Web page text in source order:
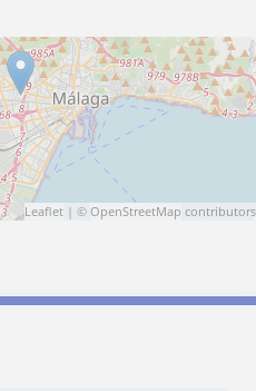
Leaflet | © OpenStreetMap contributors